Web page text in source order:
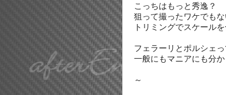
こっちはもっと秀逸？
狙って撮ったワケでもな
トリミングでスケール
フェラーリとポルシェっ
一般にもマニアにも分
～